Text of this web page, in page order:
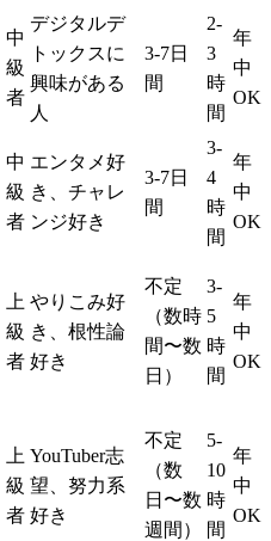
中
級
者
デジタルデ
トックスに
興味がある
人
3-7日
間
2-
3
時
間
年
中
OK
中
級
者
エンタメ好
き、チャレ
ンジ好き
3-7日
間
3-
4
時
間
年
中
OK
上
級
者
やりこみ好
き、根性論
好き
不定
（数時
間〜数
日）
3-
5
時
間
年
中
OK
上
級
者
YouTuber志
望、努力系
好き
不定
（数
日〜数
週間）
5-
10
時
間
年
中
OK